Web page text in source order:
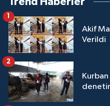
Akif
Verildi
1
Kurban
2